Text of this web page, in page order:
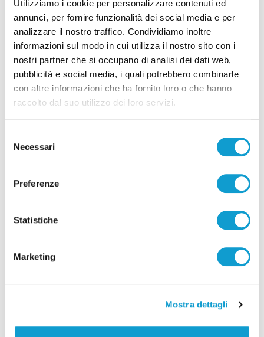
Utilizziamo i cookie per personalizzare contenuti ed
annunci, per fornire funzionalità dei social media e per
analizzare il nostro traffico. Condividiamo inoltre
informazioni sul modo in cui utilizza il nostro sito con i
nostri partner che si occupano di analisi dei dati web,
pubblicità e social media, i quali potrebbero combinarle
con altre informazioni che ha fornito loro o che hanno
raccolto dal suo utilizzo dei loro servizi.
delNecessari
Preferenze
Statistiche
Marketing
Mostra dettagli
Pubblicità